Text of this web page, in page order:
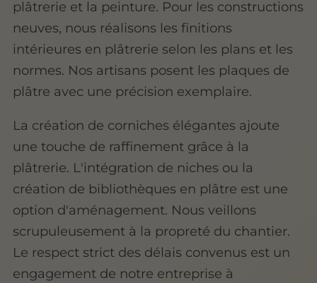
plâtrerie et la peinture. Pour les constructions
neuves, nous réalisons les finitions
intérieures en plâtrerie selon les plans et les
normes. Nos artisans posent les plaques de
plâtre avec une précision exemplaire.
La création de corniches élégantes ajoute
une touche de raffinement grâce à la
plâtrerie. L'intégration de niches ou la
création de bibliothèques en plâtre est une
option d'aménagement. Nous veillons
scrupuleusement à la propreté du chantier.
Le respect strict des délais convenus est un
engagement de notre entreprise à